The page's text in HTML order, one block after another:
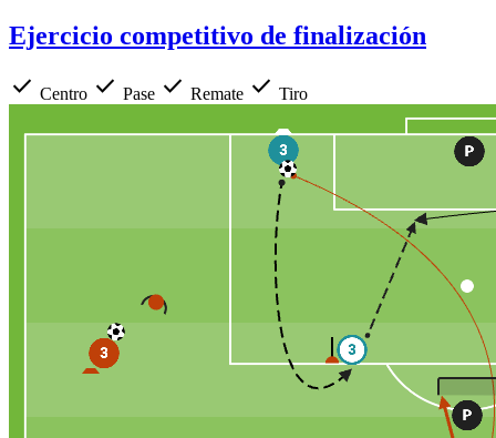
Ejercicio competitivo de finalización
check Centro check Pase check Remate check Tiro